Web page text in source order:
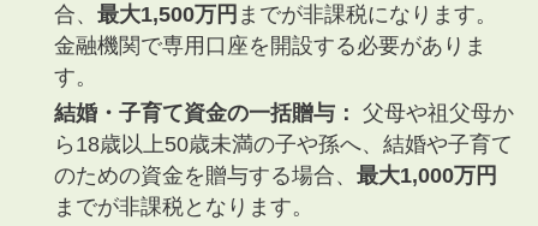
合、 最大1,500万円 までが非課税になります。
金融機関で専用口座を開設する必要がありま
す。
結婚・子育て資金の一括贈与： 父母や祖父母か
ら18歳以上50歳未満の子や孫へ、結婚や子育て
のための資金を贈与する場合、 最大1,000万円
までが非課税となります。